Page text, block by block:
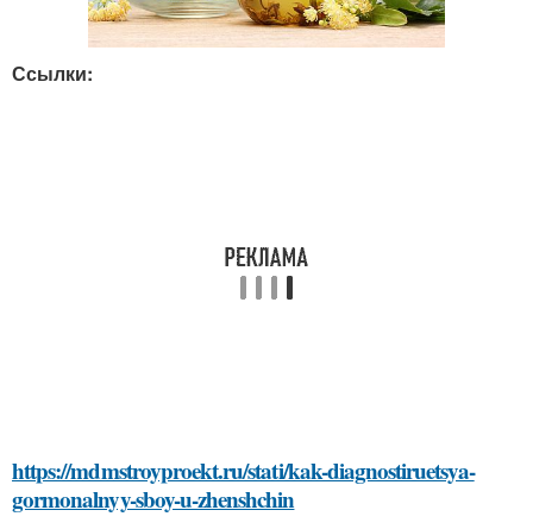
Ссылки:
https://mdmstroyproekt.ru/stati/kak-diagnostiruetsya-
gormonalnyy-sboy-u-zhenshchin